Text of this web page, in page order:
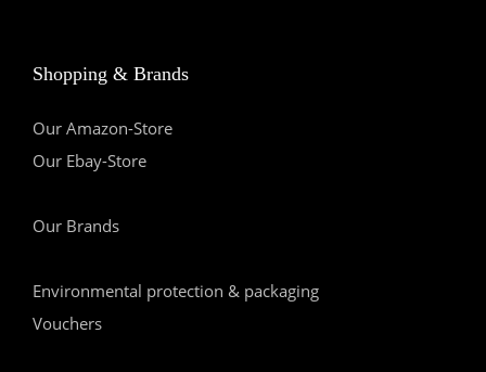
Shopping & Brands
Our Amazon-Store
Our Ebay-Store
Our Brands
Environmental protection & packaging
Vouchers